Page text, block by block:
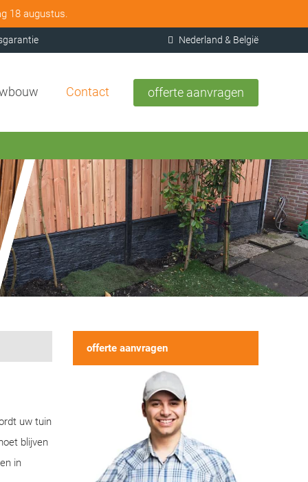
18 augustus.
Nederland & België
Contact offerte aanvragen
uw tuin
blijven
in
offerte aanvragen